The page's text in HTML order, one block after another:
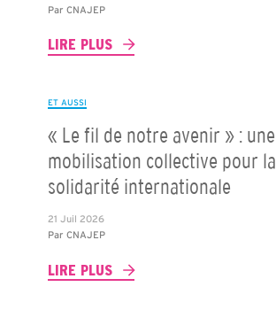
Par CNAJEP
LIRE PLUS
ET AUSSI
« Le fil de notre avenir » : une
mobilisation collective pour la
solidarité internationale
21 Juil 2026
Par CNAJEP
LIRE PLUS